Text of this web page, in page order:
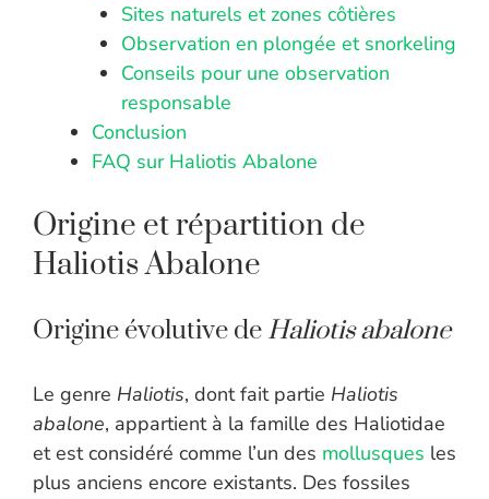
Sites naturels et zones côtières
Observation en plongée et snorkeling
Conseils pour une observation
responsable
Conclusion
FAQ sur Haliotis Abalone
Origine et répartition de
Haliotis Abalone
Origine évolutive de Haliotis abalone
Le genre Haliotis, dont fait partie Haliotis
abalone, appartient à la famille des Haliotidae
et est considéré comme l’un des mollusques les
plus anciens encore existants. Des fossiles